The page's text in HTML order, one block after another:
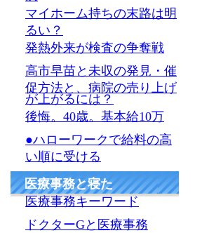
マイホーム持ちの末路は明
るい？
発熱外来が検査の争奪戦
高市早苗と未収の発見・催
促方法と、病院の売り上げ
が上がるには？
後悔。40歳。基本給10万
●ハローワークで給料の高
い順に受ける
医療事務と寝た
医療事務キーワード
ドクターGと医療事務